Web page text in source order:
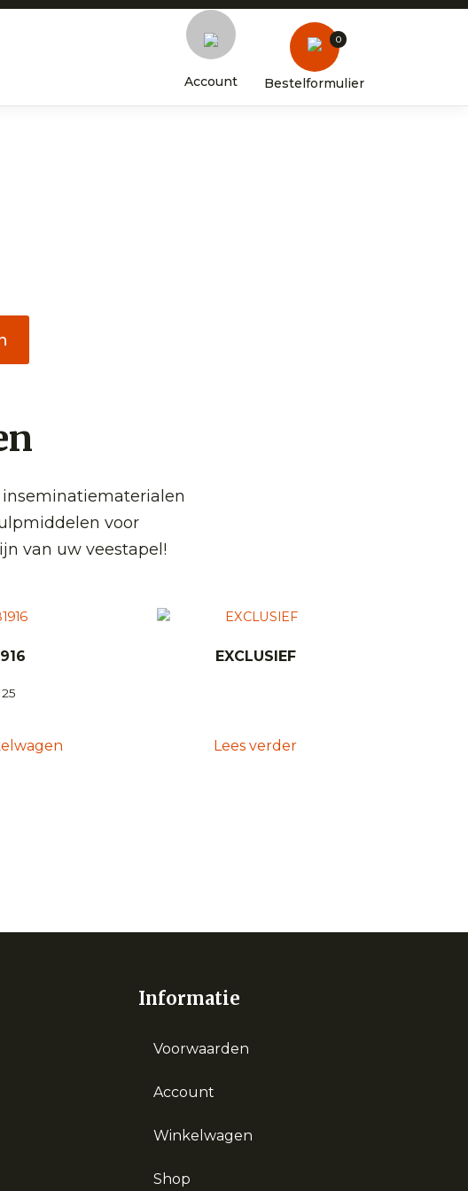
Account
0
Bestelformulier
voor
van uw veestapel!
EXCLUSIEF
Lees verder
Informatie
Voorwaarden
Account
Winkelwagen
Shop